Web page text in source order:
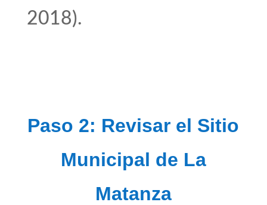
2018).
Paso 2: Revisar el Sitio
Municipal de La
Matanza